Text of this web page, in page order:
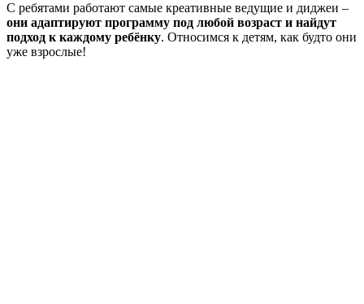
С ребятами работают самые креативные ведущие и диджеи –
они адаптируют программу под любой возраст и найдут
подход к каждому ребёнку. Относимся к детям, как будто они
уже взрослые!